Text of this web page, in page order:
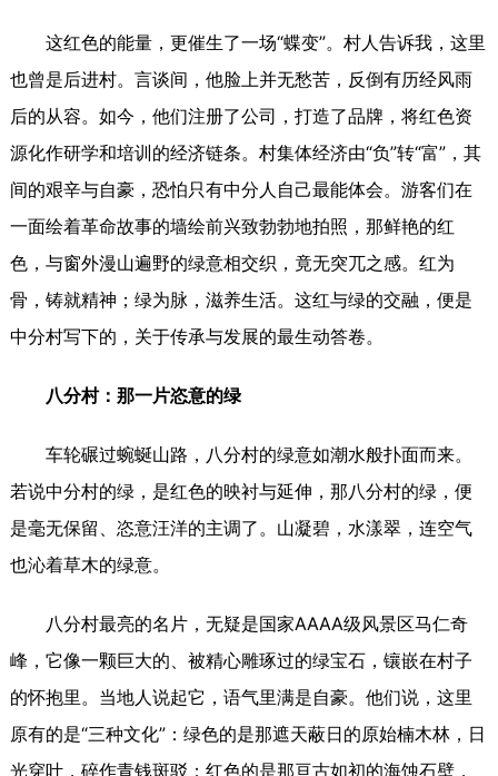
这红色的能量，更催生了一场“蝶变”。村人告诉我，这里
也曾是后进村。言谈间，他脸上并无愁苦，反倒有历经风雨
后的从容。如今，他们注册了公司，打造了品牌，将红色资
源化作研学和培训的经济链条。村集体经济由“负”转“富”，其
间的艰辛与自豪，恐怕只有中分人自己最能体会。游客们在
一面绘着革命故事的墙绘前兴致勃勃地拍照，那鲜艳的红
色，与窗外漫山遍野的绿意相交织，竟无突兀之感。红为
骨，铸就精神；绿为脉，滋养生活。这红与绿的交融，便是
中分村写下的，关于传承与发展的最生动答卷。
八分村：那一片恣意的绿
车轮碾过蜿蜒山路，八分村的绿意如潮水般扑面而来。
若说中分村的绿，是红色的映衬与延伸，那八分村的绿，便
是毫无保留、恣意汪洋的主调了。山凝碧，水漾翠，连空气
也沁着草木的绿意。
八分村最亮的名片，无疑是国家AAAA级风景区马仁奇
峰，它像一颗巨大的、被精心雕琢过的绿宝石，镶嵌在村子
的怀抱里。当地人说起它，语气里满是自豪。他们说，这里
原有的是“三种文化”：绿色的是那遮天蔽日的原始楠木林，日
光穿叶，碎作青钱斑驳；红色的是那亘古如初的海蚀石壁，